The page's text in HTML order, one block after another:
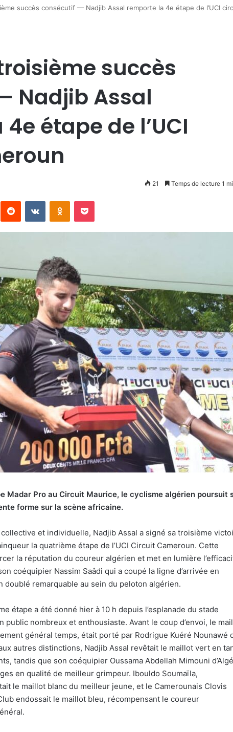
succès consécutif — Nadjib Assal remporte la 4e étape de l’UCI
succès
Nadjib Assal
étape de l’UCI
21 Temps de lecture 1
Reddit VKontakteOdnoklassniki
Pocket
Madar Pro au Circuit Maurice, le cyclisme algérien poursuit
forme sur la scène africaine.
et individuelle, Nadjib Assal a signé sa troisième
la quatrième étape de l’UCI Circuit Cameroun. Cette
la réputation du coureur algérien et met en lumière
coéquipier Nassim Saâdi qui a coupé la ligne d’arrivée en
remarquable au sein du peloton algérien.
étape a été donné hier à 10 h depuis l’esplanade du stade
public nombreux et enthousiaste. Avant le coup d’envoi, le
général temps, était porté par Rodrigue Kuéré Nounawé
autres distinctions, Nadjib Assal revêtait le maillot vert en
tandis que son coéquipier Oussama Abdellah Mimouni
en qualité de meilleur grimpeur. Ibouldo Soumaïla,
le maillot blanc du meilleur jeune, et le Camerounais Clovis
endossait le maillot bleu, récompensant le coureur